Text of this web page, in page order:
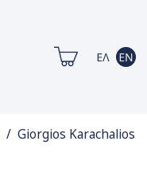
/ Giorgios Karachalios